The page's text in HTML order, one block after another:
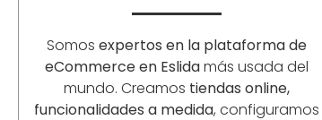
Somos expertos en la plataforma de
eCommerce en Eslidamás usada del
mundo. Creamos tiendas online,
funcionalidades a medida, configuramos